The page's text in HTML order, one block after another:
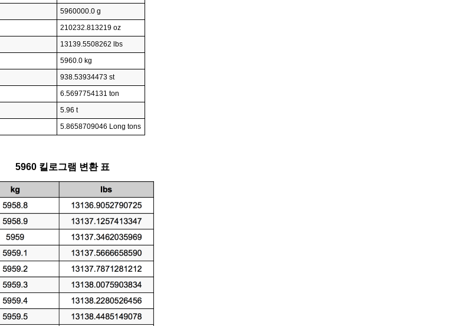
5960000.0 g
210232.813219 oz
13139.5508262 lbs
5960.0 kg
938.53934473 st
6.5697754131 ton
5.96 t
5.8658709046 Long tons
5960 킬로그램 변환 표